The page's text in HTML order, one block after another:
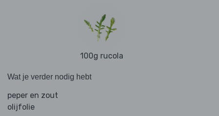
100g rucola
Wat je verder nodig hebt
peper en zout
olijfolie